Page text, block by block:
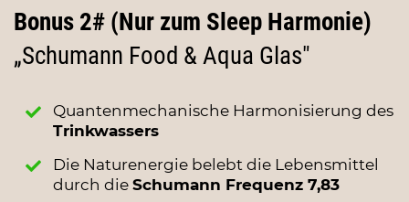
Bonus 2# (Nur zum Sleep Harmonie)
„Schumann Food & Aqua Glas"
Quantenmechanische Harmonisierung des
Trinkwassers
Die Naturenergie belebt die Lebensmittel
durch die Schumann Frequenz 7,83